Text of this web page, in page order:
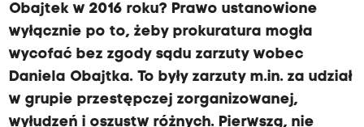
Obajtek w 2016 roku? Prawo ustanowione
wyłącznie po to, żeby prokuratura mogła
wycofać bez zgody sądu zarzuty wobec
Daniela Obajtka. To były zarzuty m.in. za udział
w grupie przestępczej zorganizowanej,
wyłudzeń i oszustw różnych. Pierwszą, nie